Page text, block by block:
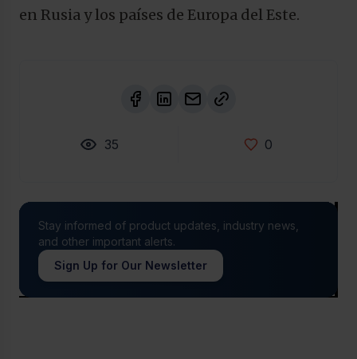
en Rusia y los países de Europa del Este.
35 0
Stay informed of product updates, industry news,
and other important alerts.
Sign Up for Our Newsletter